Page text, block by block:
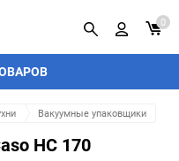
0
Вакуумные упаковщики
HC 170